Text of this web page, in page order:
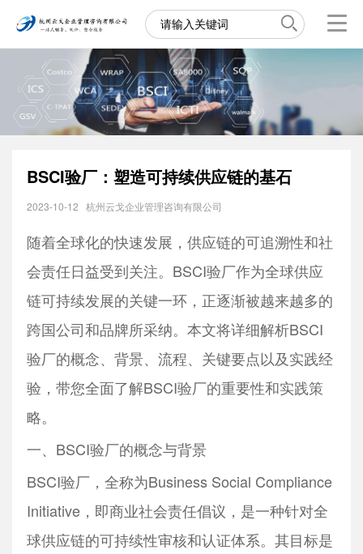
BSCI验厂：塑造可持续供应链的基石
2023-10-12 杭州云戈企业管理咨询有限公司
随着全球化的快速发展，供应链的可追溯性和社
会责任日益受到关注。BSCI验厂作为全球供应
链可持续发展的关键一环，正逐渐被越来越多的
跨国公司和品牌所采纳。本文将详细解析BSCI
验厂的概念、背景、流程、关键要点以及实践经
验，带您全面了解BSCI验厂的重要性和实践策
略。
一、BSCI验厂的概念与背景
BSCI验厂，全称为Business Social Compliance
Initiative，即商业社会责任倡议，是一种针对全
球供应链的可持续性审核和认证体系。其目标是